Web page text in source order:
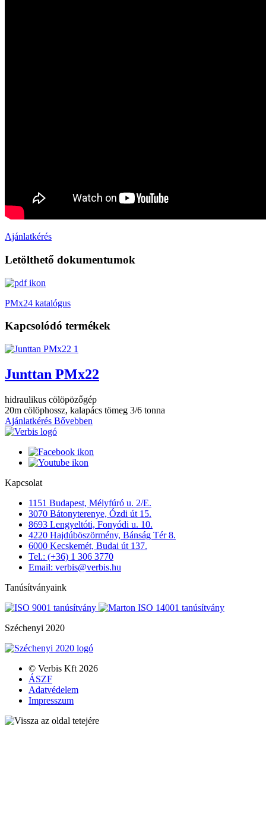
Ajánlatkérés
Letölthető dokumentumok
PMx24 katalógus
Kapcsolódó termékek
Junttan PMx22
hidraulikus cölöpözőgép
20m cölöphossz, kalapács tömeg 3/6 tonna
Ajánlatkérés Bővebben
Kapcsolat
1151 Budapest, Mélyfúró u. 2/E.
3070 Bátonyterenye, Ózdi út 15.
8693 Lengyeltóti, Fonyódi u. 10.
4220 Hajdúböszörmény, Bánság Tér 8.
6000 Kecskemét, Budai út 137.
Tel.: (+36) 1 306 3770
Email: verbis@verbis.hu
Tanúsítványaink
Széchenyi 2020
© Verbis Kft 2026
ÁSZF
Adatvédelem
Impresszum